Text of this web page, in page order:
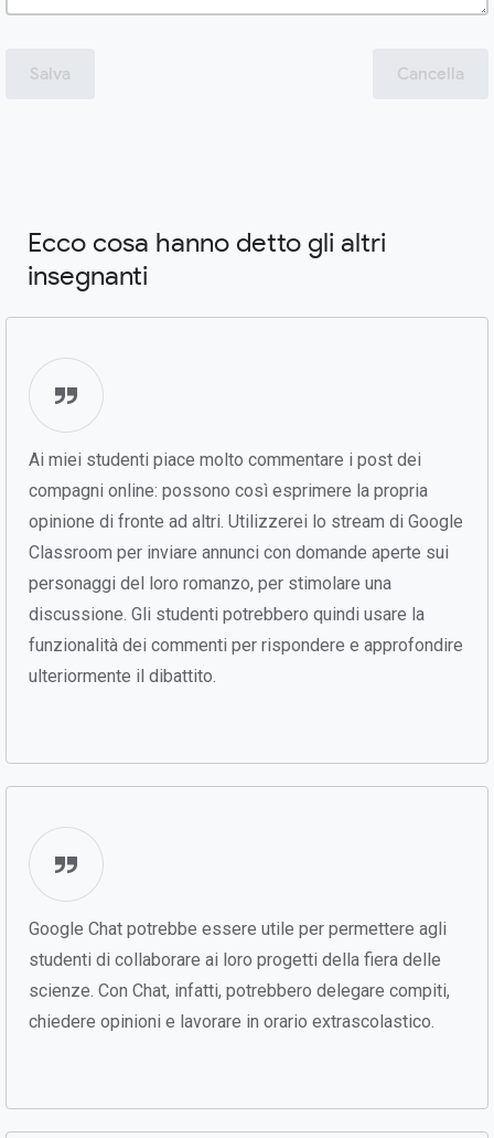
Salva Cancella
Ecco cosa hanno detto gli altri
insegnanti
Ai miei studenti piace molto commentare i post dei
compagni online: possono così esprimere la propria
opinione di fronte ad altri. Utilizzerei lo stream di Google
Classroom per inviare annunci con domande aperte sui
personaggi del loro romanzo, per stimolare una
discussione. Gli studenti potrebbero quindi usare la
funzionalità dei commenti per rispondere e approfondire
ulteriormente il dibattito.
Google Chat potrebbe essere utile per permettere agli
studenti di collaborare ai loro progetti della fiera delle
scienze. Con Chat, infatti, potrebbero delegare compiti,
chiedere opinioni e lavorare in orario extrascolastico.